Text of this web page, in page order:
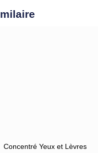
Concentré Yeux et Lèvres